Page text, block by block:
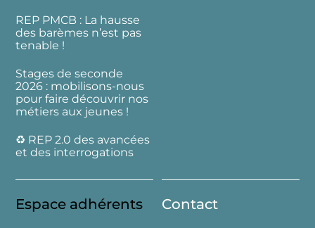
REP PMCB : La hausse
des barèmes n’est pas
tenable !
Stages de seconde
2026 : mobilisons-nous
pour faire découvrir nos
métiers aux jeunes !
♻️ REP 2.0 des avancées
et des interrogations
Espace adhérents Contact